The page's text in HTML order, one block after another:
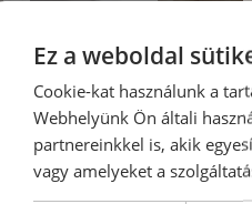
Újdonság
Ez a weboldal
Cookie-kat használunk a
Webhelyünk Ön általi
partnereinkkel is, akik
vagy amelyeket a